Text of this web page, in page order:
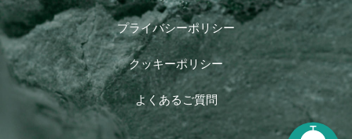
プライバシーポリシー
クッキーポリシー
よくあるご質問